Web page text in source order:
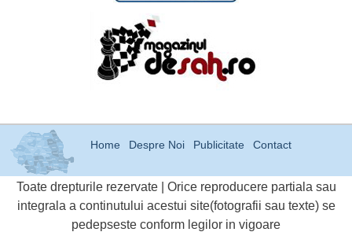
Home Despre Noi Publicitate Contact
Toate drepturile rezervate | Orice reproducere partiala sau
integrala a continutului acestui site(fotografii sau texte) se
pedepseste conform legilor in vigoare